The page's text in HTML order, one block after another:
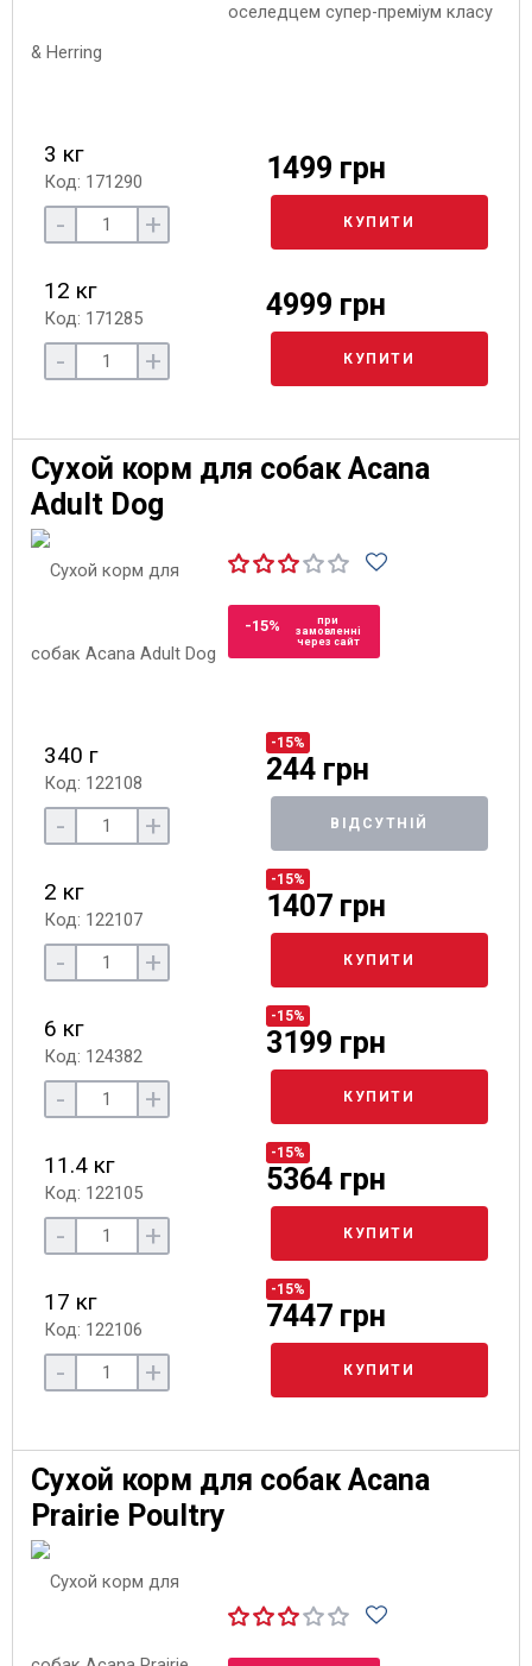
оселедцем супер-преміум класу
3 кг
Код: 171290 1499 грн
- + КУПИТИ
12 кг
Код: 171285 4999 грн
- + КУПИТИ
Сухой корм для собак Acana
Adult Dog
-15%
при
замовленні
через сайт
340 г
Код: 122108
-15%
244 грн
- + ВІДСУТНІЙ
2 кг
Код: 122107
-15%
1407 грн
- + КУПИТИ
6 кг
Код: 124382
-15%
3199 грн
- + КУПИТИ
11.4 кг
Код: 122105
-15%
5364 грн
- + КУПИТИ
17 кг
Код: 122106
-15%
7447 грн
- + КУПИТИ
Сухой корм для собак Acana
Prairie Poultry